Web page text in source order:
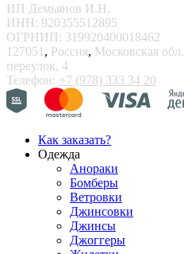
ИП Демьянов И.Н.
ИНН: 920355512895
ОГРНИП: 319920400018462
127051 , Россия, Московская обл.
переулок, 4
Телефон: +7 (978) 333 34 20
Как заказать?
Одежда
Анораки
Бомберы
Ветровки
Джинсовки
Джинсы
Джоггеры